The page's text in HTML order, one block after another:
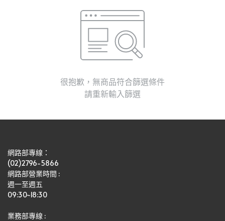
很抱歉，無商品符合篩選條件
請重新輸入篩選
網路部專線：
(02)2796-5866
網路部營業時間 :
週一至週五
09:30~18:30
業務部專線 :